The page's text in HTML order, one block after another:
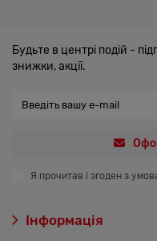
Будьте в центрі подій -
знижки, акції.
Я прочитав і згоден з
Інформація